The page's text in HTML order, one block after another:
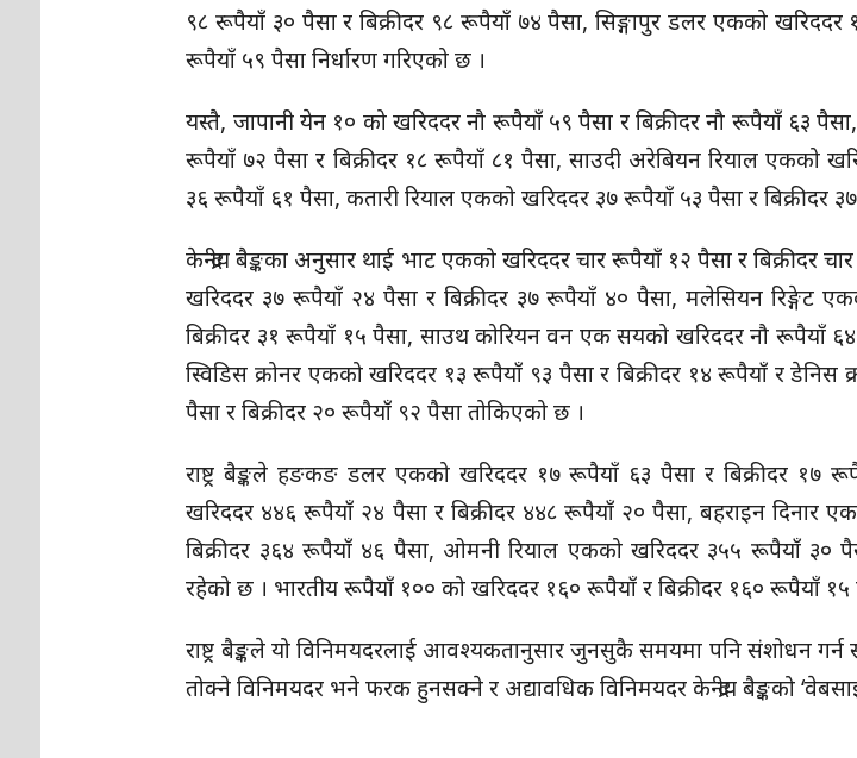
९८ रूपैयाँ ३० पैसा र बिक्रीदर ९८ रूपैयाँ ७४ पैसा, सिङ्गापुर डलर एकको खरिददर
रूपैयाँ ५९ पैसा निर्धारण गरिएको छ ।
यस्तै, जापानी येन १० को खरिददर नौ रूपैयाँ ५९ पैसा र बिक्रीदर नौ रूपैयाँ ६३
रूपैयाँ ७२ पैसा र बिक्रीदर १८ रूपैयाँ ८१ पैसा, साउदी अरेबियन रियाल एकको
३६ रूपैयाँ ६१ पैसा, कतारी रियाल एकको खरिददर ३७ रूपैयाँ ५३ पैसा र
केन्द्रीय बैङ्कका अनुसार थाई भाट एकको खरिददर चार रूपैयाँ १२ पैसा र बिक्रीदर
खरिददर ३७ रूपैयाँ २४ पैसा र बिक्रीदर ३७ रूपैयाँ ४० पैसा, मलेसियन रिङ्गेट
बिक्रीदर ३१ रूपैयाँ १५ पैसा, साउथ कोरियन वन एक सयको खरिददर नौ रूपैयाँ ६४
स्विडिस क्रोनर एकको खरिददर १३ रूपैयाँ ९३ पैसा र बिक्रीदर १४ रूपैयाँ र डेनिस
पैसा र बिक्रीदर २० रूपैयाँ ९२ पैसा तोकिएको छ ।
राष्ट्र बैङ्कले हङकङ डलर एकको खरिददर १७ रूपैयाँ ६३ पैसा र बिक्रीदर १७
खरिददर ४४६ रूपैयाँ २४ पैसा र बिक्रीदर ४४८ रूपैयाँ २० पैसा, बहराइन दिनार
बिक्रीदर ३६४ रूपैयाँ ४६ पैसा, ओमनी रियाल एकको खरिददर ३५५ रूपैयाँ ३०
रहेको छ । भारतीय रूपैयाँ १०० को खरिददर १६० रूपैयाँ र बिक्रीदर १६० रूपैयाँ
राष्ट्र बैङ्कले यो विनिमयदरलाई आवश्यकतानुसार जुनसुकै समयमा पनि संशोधन
तोक्ने विनिमयदर भने फरक हुनसक्ने र अद्यावधिक विनिमयदर केन्द्रीय बैङ्कको